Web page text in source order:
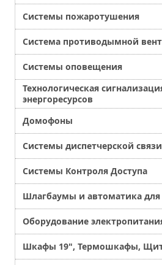
Системы пожаротушения
Система противодымной
Системы оповещения
Технологическая
энергоресурсов
Домофоны
Системы диспетчерской связи
Системы Контроля Доступа
Шлагбаумы и автоматика для
Оборудование
Шкафы 19", Термошкафы,